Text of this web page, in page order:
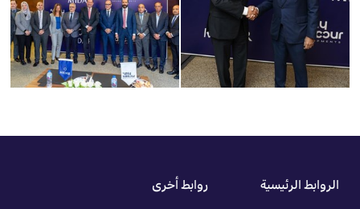
الروابط الرئيسية روابط أخرى